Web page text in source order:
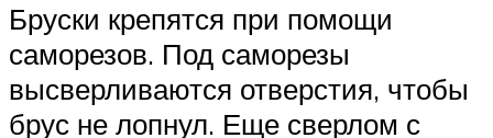
Бруски крепятся при помощи
саморезов. Под саморезы
высверливаются отверстия, чтобы
брус не лопнул. Еще сверлом с